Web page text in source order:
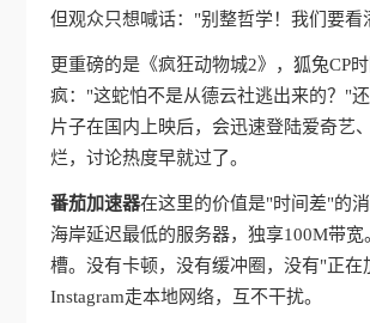
但观众只想喊话："别整哲学！我们要
更重磅的是《疯狂动物城2》，狐兔CP
疯："这蛇怕不是从德云社逃出来的？"
片子在国内上映后，会迅速登陆爱奇艺
烂，讨论热度早就过了。
番茄加速器在这里的价值是"时间差"的
海岸延迟最低的服务器，独享100M带
槽。没有卡顿，没有缓冲圈，没有"正
Instagram走本地网络，互不干扰。